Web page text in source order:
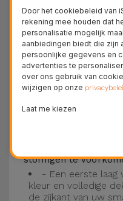
15, 14, 13, 12 onder
van de Apple, de
Drie-laagse
siliconen kappen
Onze iPhone
robuuste,
drielaagse
storingen te
- Een eerste laag
kleur en volledige
de zijkant van uw
Door het cookiebeleid van
rekening mee houden dat
personalisatie mogelijk
aanbiedingen biedt die zijn
persoonlijke gegevens en
advertenties te
over ons gebruik van
wijzigen op onze
Laat me kiezen